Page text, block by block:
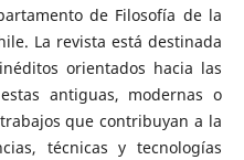
de Filosofía de la
La revista está destinada
orientados hacia las
antiguas, modernas o
que contribuyan a la
técnicas y tecnologías